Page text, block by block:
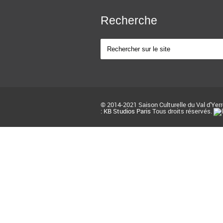
Recherche
© 2014-2021 Saison Culturelle du Val
: KB Studios Paris Tous droits réservés.